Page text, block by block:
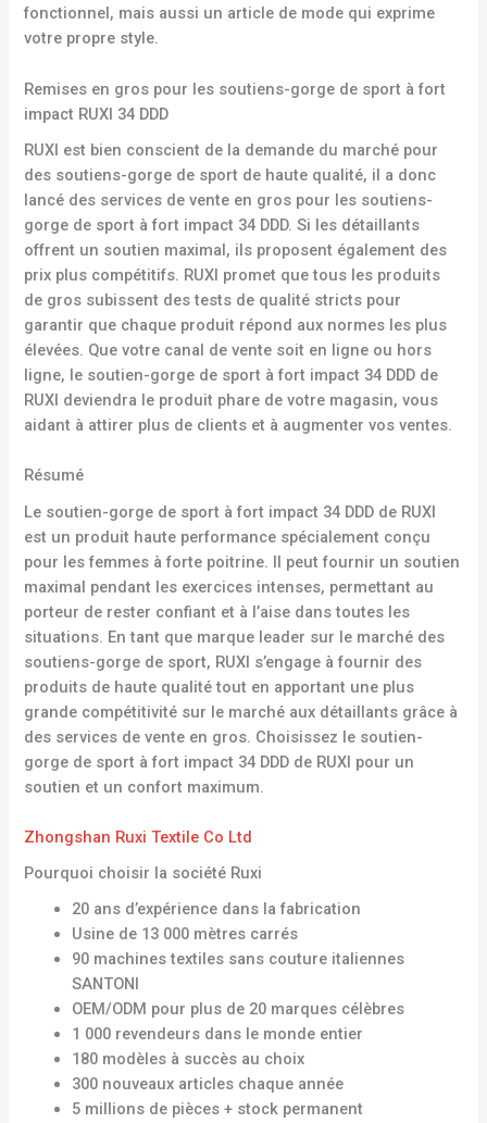
fonctionnel, mais aussi un article de mode qui exprime
votre propre style.
Remises en gros pour les soutiens-gorge de sport à fort
impact RUXI 34 DDD
RUXI est bien conscient de la demande du marché pour
des soutiens-gorge de sport de haute qualité, il a donc
lancé des services de vente en gros pour les soutiens-
gorge de sport à fort impact 34 DDD. Si les détaillants
offrent un soutien maximal, ils proposent également des
prix plus compétitifs. RUXI promet que tous les produits
de gros subissent des tests de qualité stricts pour
garantir que chaque produit répond aux normes les plus
élevées. Que votre canal de vente soit en ligne ou hors
ligne, le soutien-gorge de sport à fort impact 34 DDD de
RUXI deviendra le produit phare de votre magasin, vous
aidant à attirer plus de clients et à augmenter vos ventes.
Résumé
Le soutien-gorge de sport à fort impact 34 DDD de RUXI
est un produit haute performance spécialement conçu
pour les femmes à forte poitrine. Il peut fournir un soutien
maximal pendant les exercices intenses, permettant au
porteur de rester confiant et à l’aise dans toutes les
situations. En tant que marque leader sur le marché des
soutiens-gorge de sport, RUXI s’engage à fournir des
produits de haute qualité tout en apportant une plus
grande compétitivité sur le marché aux détaillants grâce à
des services de vente en gros. Choisissez le soutien-
gorge de sport à fort impact 34 DDD de RUXI pour un
soutien et un confort maximum.
Zhongshan Ruxi Textile Co Ltd
Pourquoi choisir la société Ruxi
20 ans d’expérience dans la fabrication
Usine de 13 000 mètres carrés
90 machines textiles sans couture italiennes
SANTONI
OEM/ODM pour plus de 20 marques célèbres
1 000 revendeurs dans le monde entier
180 modèles à succès au choix
300 nouveaux articles chaque année
5 millions de pièces + stock permanent